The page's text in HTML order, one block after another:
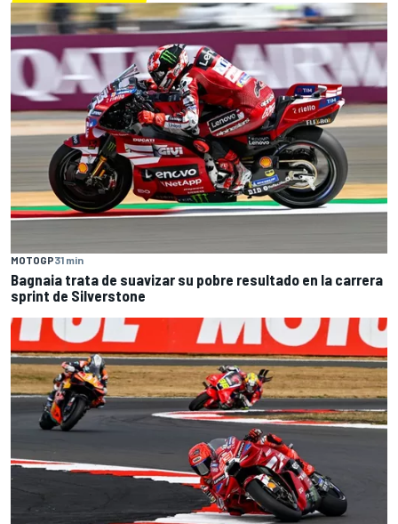
MOTOGP31 min
Bagnaia trata de suavizar su pobre resultado en la carrera
sprint de Silverstone